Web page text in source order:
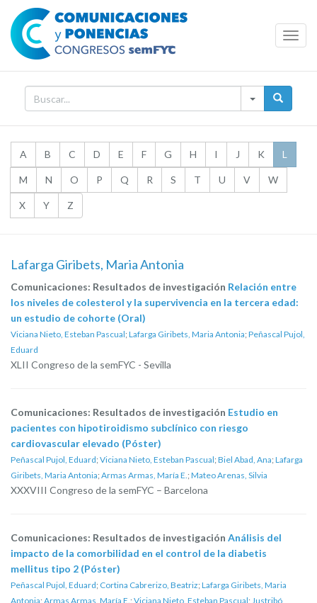
A B C D E F G H I J K L
M N O P Q R S T U V W
X Y Z
Lafarga Giribets, Maria Antonia
Comunicaciones: Resultados de investigación Relación entre
los niveles de colesterol y la supervivencia en la tercera edad:
un estudio de cohorte (Oral)
Viciana Nieto, Esteban Pascual; Lafarga Giribets, Maria Antonia; Peñascal Pujol,
Eduard
XLII Congreso de la semFYC - Sevilla
Comunicaciones: Resultados de investigación Estudio en
pacientes con hipotiroidismo subclínico con riesgo
cardiovascular elevado (Póster)
Peñascal Pujol, Eduard; Viciana Nieto, Esteban Pascual; Biel Abad, Ana; Lafarga
Giribets, Maria Antonia; Armas Armas, María E.; Mateo Arenas, Silvia
XXXVIII Congreso de la semFYC – Barcelona
Comunicaciones: Resultados de investigación Análisis del
impacto de la comorbilidad en el control de la diabetis
mellitus tipo 2 (Póster)
Peñascal Pujol, Eduard; Cortina Cabrerizo, Beatriz; Lafarga Giribets, Maria
Antonia; Armas Armas, María E.; Viciana Nieto, Esteban Pascual; Justribó